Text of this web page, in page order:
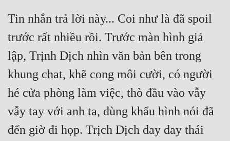
Tin nhắn trả lời này... Coi như là đã spoil
trước rất nhiều rồi. Trước màn hình giả
lập, Trịnh Dịch nhìn văn bản bên trong
khung chat, khẽ cong môi cười, có người
hé cửa phòng làm việc, thò đầu vào vẫy
vẫy tay với anh ta, dùng khẩu hình nói đã
đến giờ đi họp. Trịch Dịch day day thái